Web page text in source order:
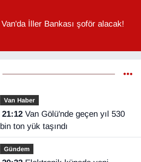
Van'da İller Bankası şoför alacak!
Van Haber
21:12Van Gölü'nde geçen yıl 530
bin ton yük taşındı
Gündem